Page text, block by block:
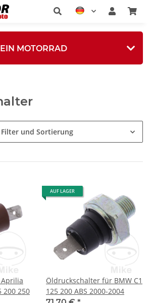
MOTORRAD
Filter und Sortierung
200 250
AUF LAGER
Öldruckschalter für BMW C1
125 200 ABS 2000-2004